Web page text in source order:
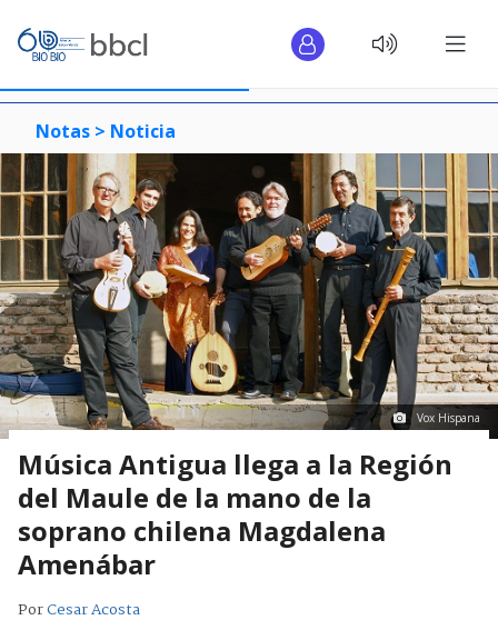
Notas > Noticia
Vox Hispana
Música Antigua llega a la Región
del Maule de la mano de la
soprano chilena Magdalena
Amenábar
PorCesar Acosta